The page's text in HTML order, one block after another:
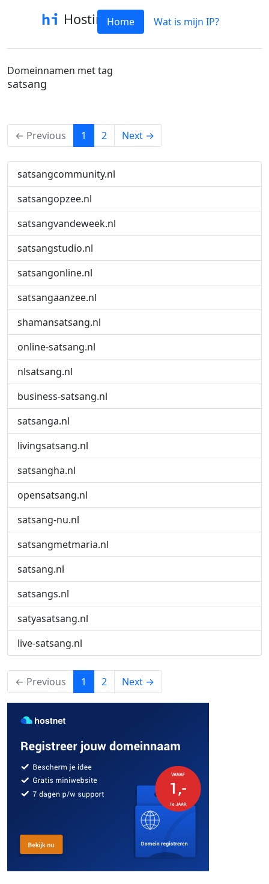
HostinfoHome Wat is mijn IP?
Domeinnamen met tag
satsang
← Previous 1 (current)
2 Next →
satsangcommunity.nl
satsangopzee.nl
satsangvandeweek.nl
satsangstudio.nl
satsangonline.nl
satsangaanzee.nl
shamansatsang.nl
online-satsang.nl
nlsatsang.nl
business-satsang.nl
satsanga.nl
livingsatsang.nl
satsangha.nl
opensatsang.nl
satsang-nu.nl
satsangmetmaria.nl
satsang.nl
satsangs.nl
satyasatsang.nl
live-satsang.nl
← Previous 1 (current)
2 Next →